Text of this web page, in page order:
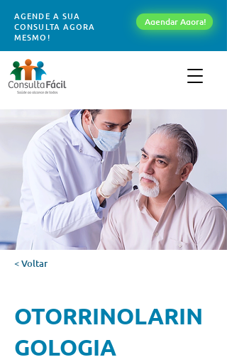
AGENDE A SUA
CONSULTA AGORA
MESMO!
Agendar Agora!
< Voltar
OTORRINOLARIN
GOLOGIA